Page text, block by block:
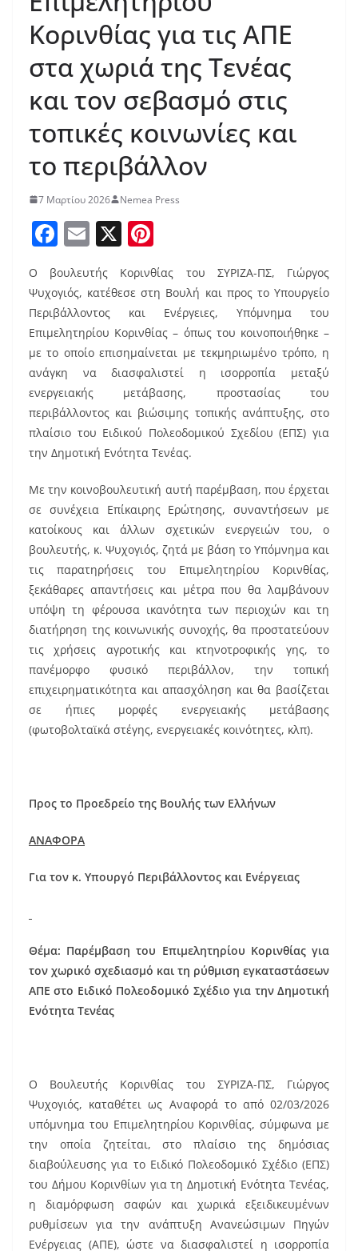
Κορινθίας για τις ΑΠΕ
στα χωριά της Τενέας
και τον σεβασμό στις
τοπικές κοινωνίες και
το περιβάλλον
7 Μαρτίου 2026 Nemea Press
F
a
c
e
b
o
o
k
E
m
ai
l
X
nt
er
e
st
Ο βουλευτής Κορινθίας του ΣΥΡΙΖΑ-ΠΣ, Γιώργος
Ψυχογιός, κατέθεσε στη Βουλή και προς το Υπουργείο
Περιβάλλοντος και Ενέργειες, Υπόμνημα του
Επιμελητηρίου Κορινθίας – όπως του κοινοποιήθηκε –
με το οποίο επισημαίνεται με τεκμηριωμένο τρόπο, η
ανάγκη να διασφαλιστεί η ισορροπία μεταξύ
ενεργειακής μετάβασης, προστασίας του
περιβάλλοντος και βιώσιμης τοπικής ανάπτυξης, στο
πλαίσιο του Ειδικού Πολεοδομικού Σχεδίου (ΕΠΣ) για
την Δημοτική Ενότητα Τενέας.
Με την κοινοβουλευτική αυτή παρέμβαση, που έρχεται
σε συνέχεια Επίκαιρης Ερώτησης, συναντήσεων με
κατοίκους και άλλων σχετικών ενεργειών του, ο
βουλευτής, κ. Ψυχογιός, ζητά με βάση το Υπόμνημα και
τις παρατηρήσεις του Επιμελητηρίου Κορινθίας,
ξεκάθαρες απαντήσεις και μέτρα που θα λαμβάνουν
υπόψη τη φέρουσα ικανότητα των περιοχών και τη
διατήρηση της κοινωνικής συνοχής, θα προστατεύουν
τις χρήσεις αγροτικής και κτηνοτροφικής γης, το
πανέμορφο φυσικό περιβάλλον, την τοπική
επιχειρηματικότητα και απασχόληση και θα βασίζεται
σε ήπιες μορφές ενεργειακής μετάβασης
(φωτοβολταϊκά στέγης, ενεργειακές κοινότητες, κλπ).
Προς το Προεδρείο της Βουλής των Ελλήνων
ΑΝΑΦΟΡΑ
Για τον κ. Υπουργό Περιβάλλοντος και Ενέργειας
Θέμα: Παρέμβαση του Επιμελητηρίου Κορινθίας για
τον χωρικό σχεδιασμό και τη ρύθμιση εγκαταστάσεων
ΑΠΕ στο Ειδικό Πολεοδομικό Σχέδιο για την Δημοτική
Ενότητα Τενέας
Ο Βουλευτής Κορινθίας του ΣΥΡΙΖΑ-ΠΣ, Γιώργος
Ψυχογιός, καταθέτει ως Αναφορά το από 02/03/2026
υπόμνημα του Επιμελητηρίου Κορινθίας, σύμφωνα με
την οποία ζητείται, στο πλαίσιο της δημόσιας
διαβούλευσης για το Ειδικό Πολεοδομικό Σχέδιο (ΕΠΣ)
του Δήμου Κορινθίων για τη Δημοτική Ενότητα Τενέας,
η διαμόρφωση σαφών και χωρικά εξειδικευμένων
ρυθμίσεων για την ανάπτυξη Ανανεώσιμων Πηγών
Ενέργειας (ΑΠΕ), ώστε να διασφαλιστεί η ισορροπία